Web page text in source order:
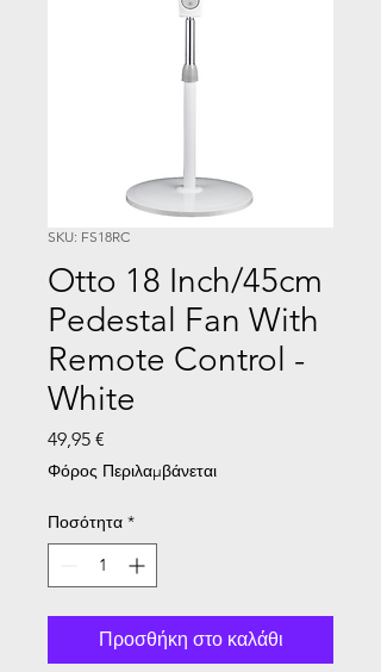
SKU: FS18RC
Otto 18 Inch/45cm
Pedestal Fan With
Remote Control -
White
49,95 €
Φόρος Περιλαμβάνεται
Ποσότητα *
Προσθήκη στο καλάθι